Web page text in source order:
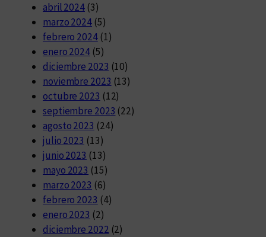
abril 2024 (3)
marzo 2024 (5)
febrero 2024(1)
enero 2024 (5)
diciembre 2023 (10)
noviembre 2023 (13)
octubre 2023 (12)
septiembre 2023 (22)
agosto 2023 (24)
julio 2023 (13)
junio 2023 (13)
mayo 2023 (15)
marzo 2023 (6)
febrero 2023 (4)
enero 2023 (2)
diciembre 2022 (2)